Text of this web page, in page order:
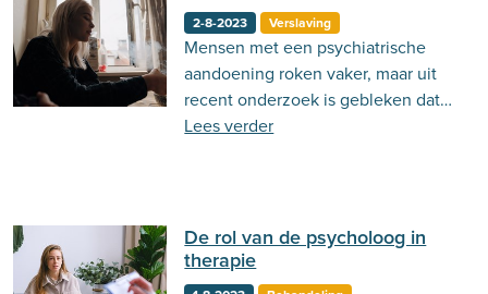
2-8-2023 Verslaving
Mensen met een psychiatrische
aandoening roken vaker, maar uit
recent onderzoek is gebleken dat
roken ook psychiatrische
Lees verder
De rol van de psycholoog in
therapie